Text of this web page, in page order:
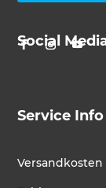
Social
Service Info
Versandkosten